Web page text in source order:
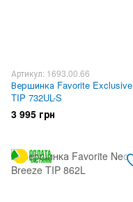
Артикул: 1693.00.66
Вершинка Favorite Exclusive
TIP 732UL-S
3 995 грн